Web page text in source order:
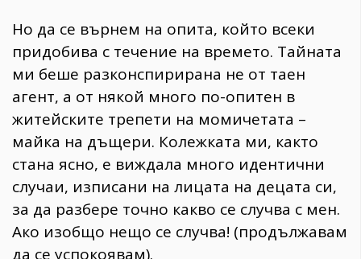
Но да се върнем на опита, който всеки
придобива с течение на времето. Тайната
ми беше разконспирирана не от таен
агент, а от някой много по-опитен в
житейските трепети на момичетата –
майка на дъщери. Колежката ми, както
стана ясно, е виждала много идентични
случаи, изписани на лицата на децата си,
за да разбере точно какво се случва с мен.
Ако изобщо нещо се случва! (продължавам
да се успокоявам).